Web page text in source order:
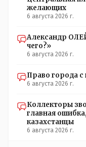
желающих
6 августа 2026 г.
Александр
чего?»
6 августа 2026 г.
Право города с
6 августа 2026 г.
Коллекторы
главная
казахстанцы
6 августа 2026 г.